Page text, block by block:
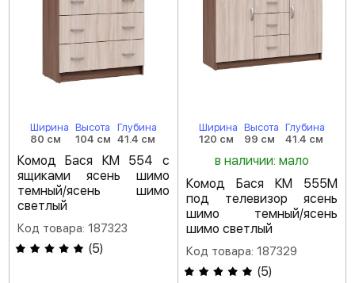
Ширина
80 см
Высота
104 см
Глубина
41.4 см
Комод Бася КМ 554 с
ящиками ясень шимо
темный/ясень шимо
светлый
Код товара: 187323
(5)
Ширина
120 см
Высота
99 см
Глубина
41.4 см
в наличии: мало
Комод Бася КМ 555М
под телевизор ясень
шимо темный/ясень
шимо светлый
Код товара: 187329
(5)